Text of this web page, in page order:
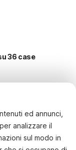
ed annunci,
analizzare il
sul modo in
36 case
le
sørlandet